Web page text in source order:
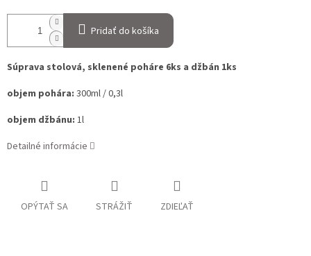
Pridať do košíka
Súprava stolová, sklenené poháre 6ks a džbán 1ks
objem pohára: 300ml / 0,3l
objem džbánu: 1l
Detailné informácie
OPÝTAŤ SA STRÁŽIŤ ZDIEĽAŤ